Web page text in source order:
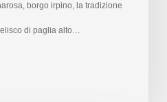
borgo irpino, la tradizione
di paglia alto…